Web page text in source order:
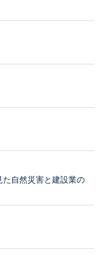
た自然災害と建設業の